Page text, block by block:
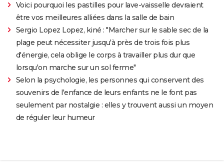
Voici pourquoi les pastilles pour lave-vaisselle devraient
être vos meilleures alliées dans la salle de bain
Sergio Lopez Lopez, kiné : "Marcher sur le sable sec de la
plage peut nécessiter jusqu'à près de trois fois plus
d'énergie, cela oblige le corps à travailler plus dur que
lorsqu'on marche sur un sol ferme"
Selon la psychologie, les personnes qui conservent des
souvenirs de l'enfance de leurs enfants ne le font pas
seulement par nostalgie : elles y trouvent aussi un moyen
de réguler leur humeur